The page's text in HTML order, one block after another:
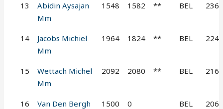
13
Abidin Aysajan
Mm
1548 1582 ** BEL 236
14
Jacobs Michiel
Mm
1964 1824 ** BEL 224
15
Wettach Michel
Mm
2092 2080 ** BEL 216
16
Van Den Bergh
1500 0 BEL 206